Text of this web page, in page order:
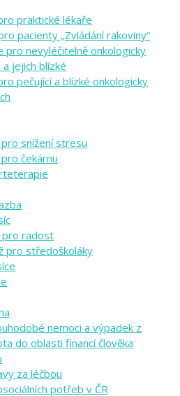
praktické lékaře
pacienty „Zvládání rakoviny“
pro nevyléčitelně onkologicky
jejich blízké
pečující a blízké onkologicky
pro snížení stresu
čekárnu
pro radost
pro středoškoláky
nemoci a výpadek z
do oblasti financí člověka
za léčbou
potřeb v ČR